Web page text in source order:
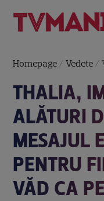
Homepage /Vedete /
THALIA,
ALĂTURI
MESAJUL
PENTRU
VĂD CA